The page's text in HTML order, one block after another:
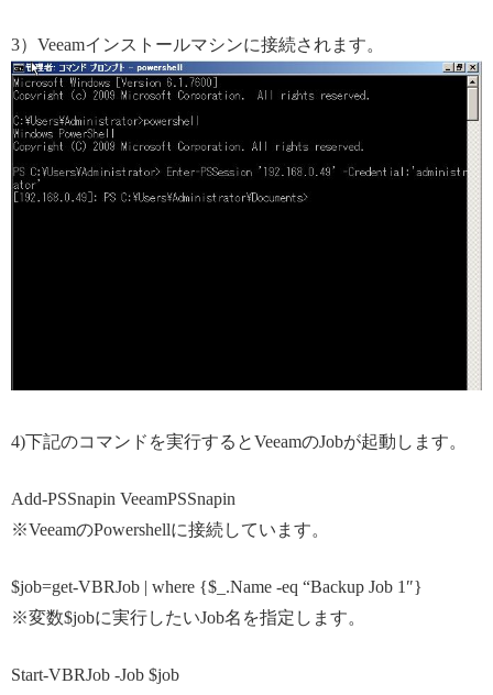
3）Veeamインストールマシンに接続されます。
4)下記のコマンドを実行するとVeeamのJobが起動します。
Add-PSSnapin VeeamPSSnapin
※VeeamのPowershellに接続しています。
$job=get-VBRJob | where {$_.Name -eq “Backup Job 1″}
※変数$jobに実行したいJob名を指定します。
Start-VBRJob -Job $job